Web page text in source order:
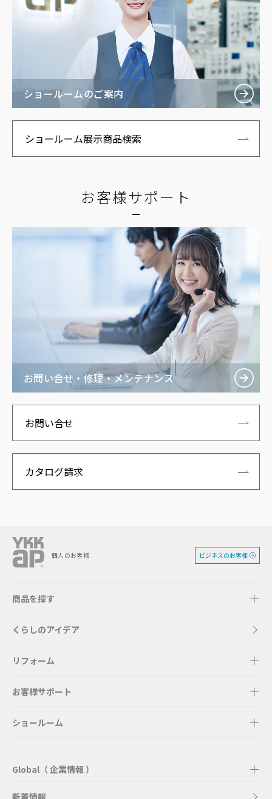
ショールームのご案内
ショールーム展示商品検索
お客様サポート
お問い合せ・修理・メンテナンス
お問い合せ
カタログ請求
個人のお客様 ビジネスのお客様
商品を探す
くらしのアイデア
リフォーム
お客様サポート
ショールーム
Global（ 企業情報 ）
新着情報